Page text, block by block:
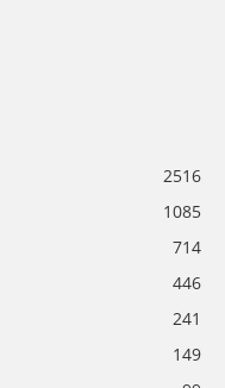
2516
1085
714
446
241
149